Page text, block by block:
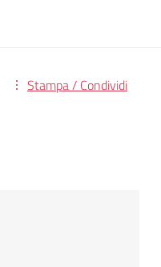
Stampa / Condividi